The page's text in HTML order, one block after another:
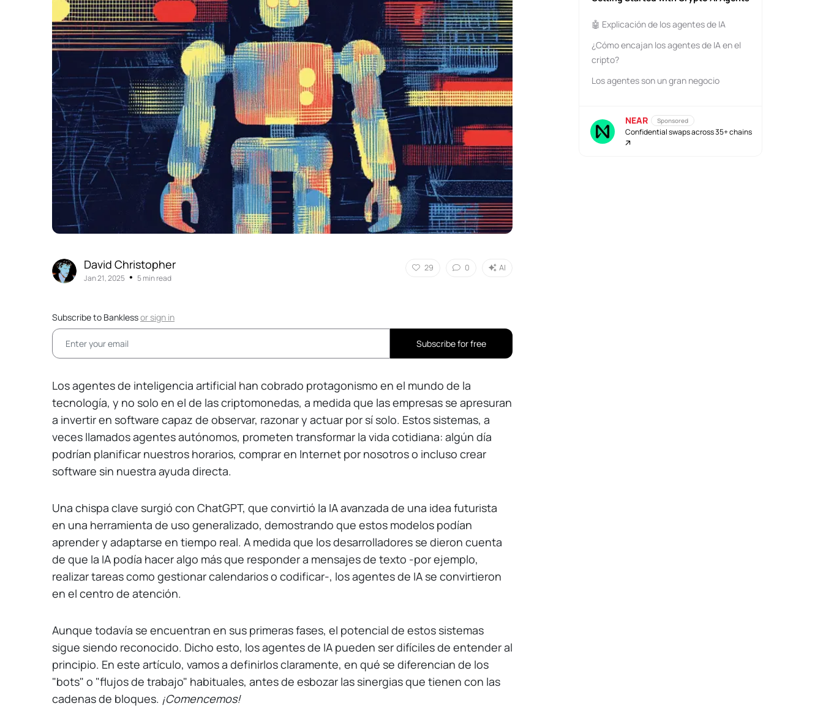
David Christopher
Jan 21, 2025• 5 min read
29 0 AI
Subscribe to Banklessorsign in
Subscribe for free
Los agentes de inteligencia artificial han cobrado protagonismo en el mundo de la
tecnología, y no solo en el de las criptomonedas, a medida que las empresas se apresuran
a invertir en software capaz de observar, razonar y actuar por sí solo. Estos sistemas, a
veces llamados agentes autónomos, prometen transformar la vida cotidiana: algún día
podrían planificar nuestros horarios, comprar en Internet por nosotros o incluso crear
software sin nuestra ayuda directa.
Una chispa clave surgió con ChatGPT, que convirtió la IA avanzada de una idea futurista
en una herramienta de uso generalizado, demostrando que estos modelos podían
aprender y adaptarse en tiempo real. A medida que los desarrolladores se dieron cuenta
de que la IA podía hacer algo más que responder a mensajes de texto -por ejemplo,
realizar tareas como gestionar calendarios o codificar-, los agentes de IA se convirtieron
en el centro de atención.
Aunque todavía se encuentran en sus primeras fases, el potencial de estos sistemas
sigue siendo reconocido. Dicho esto, los agentes de IA pueden ser difíciles de entender al
principio. En este artículo, vamos a definirlos claramente, en qué se diferencian de los
"bots" o "flujos de trabajo" habituales, antes de esbozar las sinergias que tienen con las
cadenas de bloques. ¡Comencemos!
🤖 Explicación de los agentes de IA
¿Cómo encajan los agentes de IA en el
cripto?
Los agentes son un gran negocio
NEAR Sponsored
Confidential swaps across 35+ chains